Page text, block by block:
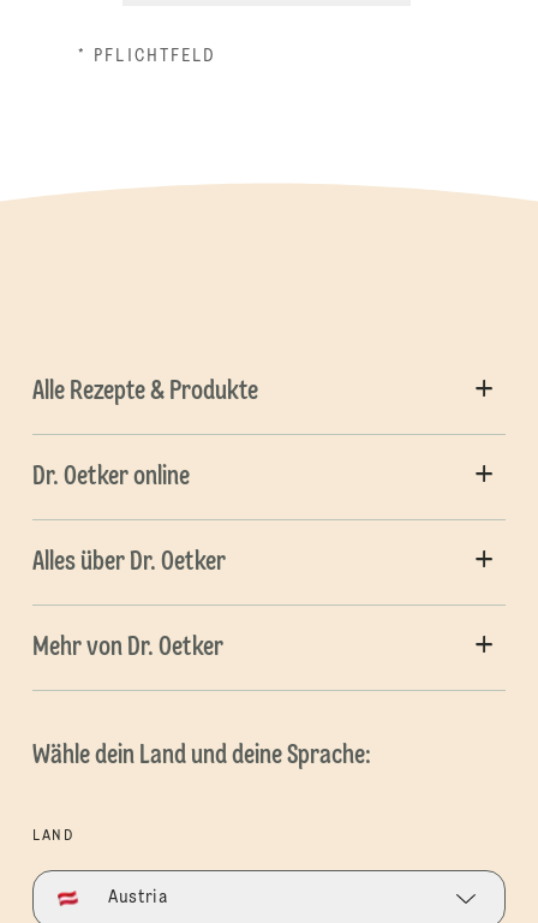
* PFLICHTFELD
Alle Rezepte & Produkte
Dr. Oetker online
Alles über Dr. Oetker
Mehr von Dr. Oetker
Wähle dein Land und deine Sprache:
LAND
Austria